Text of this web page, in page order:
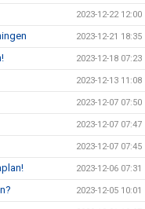
2023-12-22 12:00
2023-12-21 18:35
2023-12-18 07:23
2023-12-13 11:08
2023-12-07 07:50
2023-12-07 07:47
2023-12-07 07:45
2023-12-06 07:31
2023-12-05 10:01